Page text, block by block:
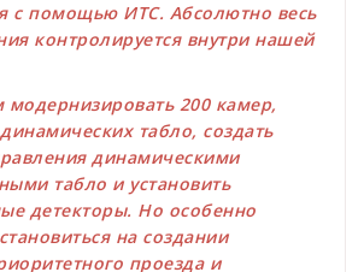
с помощью ИТС. Абсолютно весь
контролируется внутри нашей
200 камер,
табло, создать
динамическими
табло и установить
детекторы. Но особенно
на создании
проезда и